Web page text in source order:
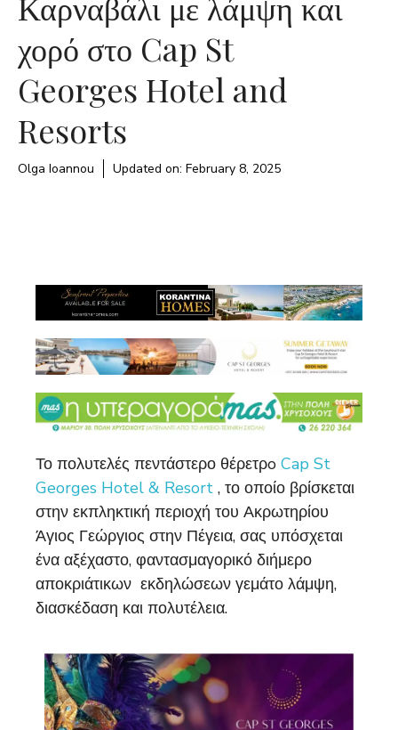
χορό στο Cap St
Georges Hotel and
Resorts
Olga Ioannou Updated on: February 8, 2025
Το πολυτελές πεντάστερο θέρετρo Cap St
Georges Hotel & Resort , το οποίο βρίσκεται
στην εκπληκτική περιοχή του Ακρωτηρίου
Άγιος Γεώργιος στην Πέγεια, σας υπόσχεται
ένα αξέχαστο, φαντασμαγορικό διήμερο
αποκριάτικων εκδηλώσεων γεμάτο λάμψη,
διασκέδαση και πολυτέλεια.